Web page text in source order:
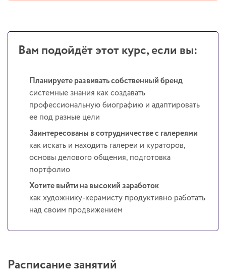
Вам подойдёт этот курс, если вы:
Планируете развивать собственный бренд
системные знания как создавать
профессиональную биографию и адаптировать
ее под разные цели
Заинтересованы в сотрудничестве с галереями
как искать и находить галереи и кураторов,
основы делового общения, подготовка
портфолио
Хотите выйти на высокий заработок
как художнику-керамисту продуктивно работать
над своим продвижением
Расписание занятий